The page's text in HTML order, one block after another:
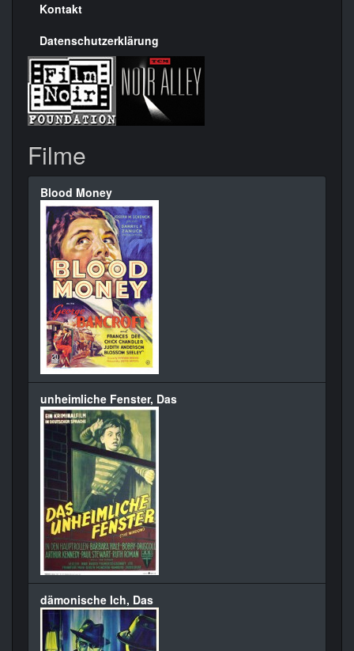
Kontakt
Datenschutzerklärung
Filme
Blood Money
unheimliche Fenster, Das
dämonische Ich, Das